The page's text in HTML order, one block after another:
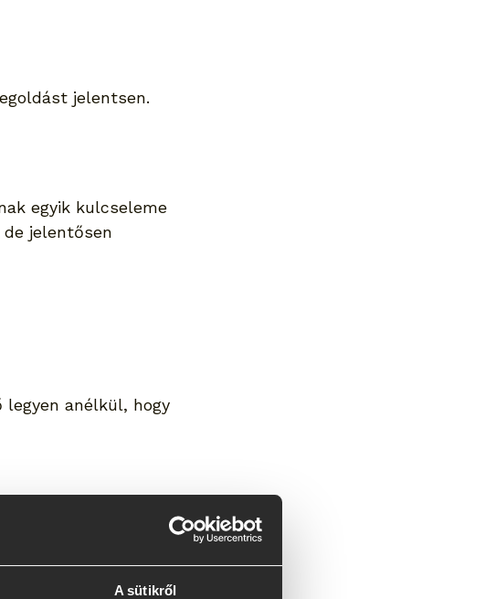
A sütikről
jelentsen.
egyik kulcseleme
de jelentősen
anélkül, hogy
így a ház